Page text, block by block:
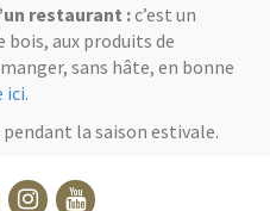
restaurant :c’est un
bois, aux produits de
sans hâte, en bonne
ici.
la saison estivale.